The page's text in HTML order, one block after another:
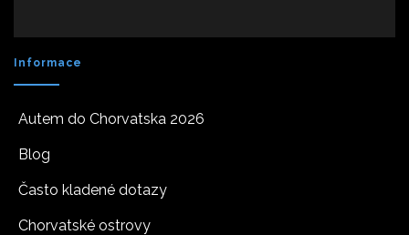
Informace
Autem do Chorvatska 2026
Blog
Často kladené dotazy
Chorvatské ostrovy